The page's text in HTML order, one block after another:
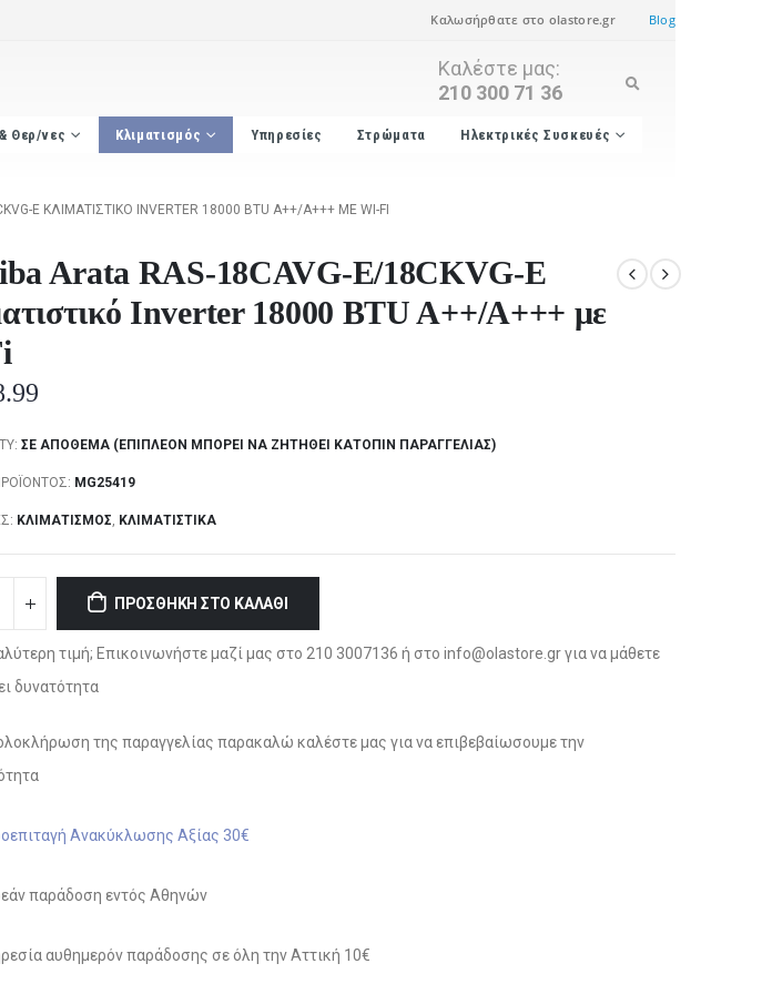
Καλωσήρθατε στο olastore.gr Blog
Καλέστε μας:
210 300 71 36
Θερ/νες Κλιματισμός Υπηρεσίες Στρώματα Ηλεκτρικές Συσκευές
E ΚΛΙΜΑΤΙΣΤΙΚΌ INVERTER 18000 BTU A++/A+++ ΜΕ WI-FI
Arata RAS-18CAVG-E/18CKVG-E
Inverter 18000 BTU A++/A+++ με
ΣΕ ΑΠΌΘΕΜΑ (ΕΠΙΠΛΈΟΝ ΜΠΟΡΕΊ ΝΑ ΖΗΤΗΘΕΊ ΚΑΤΌΠΙΝ ΠΑΡΑΓΓΕΛΊΑΣ)
MG25419
ΚΛΙΜΑΤΙΣΜΌΣ, ΚΛΙΜΑΤΙΣΤΙΚΆ
ΠΡΟΣΘΉΚΗ ΣΤΟ ΚΑΛΆΘΙ
τιμή; Επικοινωνήστε μαζί μας στο 210 3007136 ή στο info@olastore.gr για να μάθετε
δυνατότητα
της παραγγελίας παρακαλώ καλέστε μας για να επιβεβαίωσουμε την
Ανακύκλωσης Αξίας 30€
παράδοση εντός Αθηνών
αυθημερόν παράδοσης σε όλη την Αττική 10€